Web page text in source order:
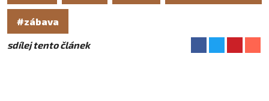
#zábava
sdílej tento článek